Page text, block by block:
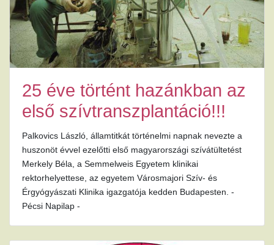
25 éve történt hazánkban az
első szívtranszplantáció!!!
Palkovics László, államtitkát történelmi napnak nevezte a
huszonöt évvel ezelőtti első magyarországi szívátültetést
Merkely Béla, a Semmelweis Egyetem klinikai
rektorhelyettese, az egyetem Városmajori Szív- és
Érgyógyászati Klinika igazgatója kedden Budapesten. -
Pécsi Napilap -